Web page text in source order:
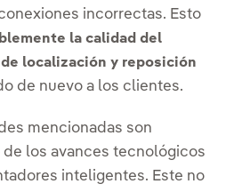
incorrectas. Esto
la calidad del
localización y reposición
de nuevo a los clientes.
mencionadas son
los avances tecnológicos
inteligentes. Este no